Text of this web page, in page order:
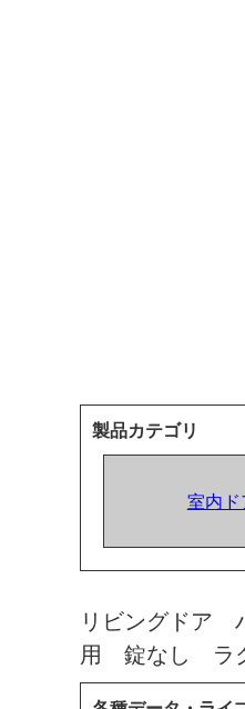
製品カテゴリ
室内ド
リビングドア
用 錠なし ラク